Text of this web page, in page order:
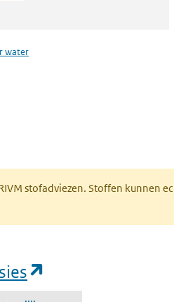
water
stofadviezen. Stoffen kunnen